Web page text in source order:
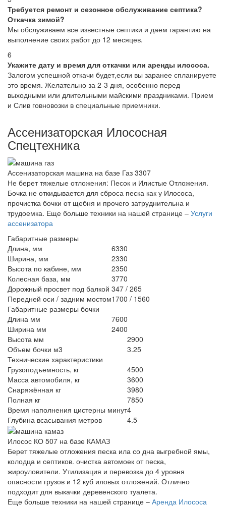
Требуется ремонт и сезонное обслуживание септика?
Откачка зимой?
Мы обслуживаем все известные септики и даем гарантию на
выполнение своих работ до 12 месяцев.
6
Укажите дату и время для откачки или аренды илососа.
Залогом успешной откачи будет,если вы заранее спланируете
это время. Желательно за 2-3 дня, особенно перед
выходными или длительными майскими праздниками. Прием
и Слив говновозки в специальные приемники.
Ассенизаторская Илососная
Спецтехника
Ассенизаторская машина на базе Газ 3307
Не берет тяжелые отложения: Песок и Илистые Отложения.
Бочка не откидывается для сброса песка как у Илососа,
прочистка бочки от щебня и прочего затруднительна и
трудоемка. Еще больше техники на нашей странице – Услуги
ассенизатора
Габаритные размеры
Длина, мм
6330
Ширина, мм
2330
Высота по кабине, мм
2350
Колесная база, мм
3770
Дорожный просвет под балкой 347 / 265
Передней оси / задним мостом1700 / 1560
Габаритные размеры бочки
Длина мм
7600
Ширина мм
2400
Высота мм
2900
Объем бочки м3
3.25
Технические характеристики
Грузоподъемность, кг
4500
Масса автомобиля, кг
3600
Снаряжённая кг
3980
Полная кг
7850
Время наполнения цистерны минут4
Глубина всасывания метров
4.5
Илосос КО 507 на базе КАМАЗ
Берет тяжелые отложения песка ила со дна выгребной ямы,
колодца и септиков. очистка автомоек от песка,
жироуловители. Утилизация и перевозка до 4 уровня
опасности грузов и 12 куб иловых отложений. Отлично
подходит для выкачки деревенского туалета.
Еще больше техники на нашей странице – Аренда Илососа